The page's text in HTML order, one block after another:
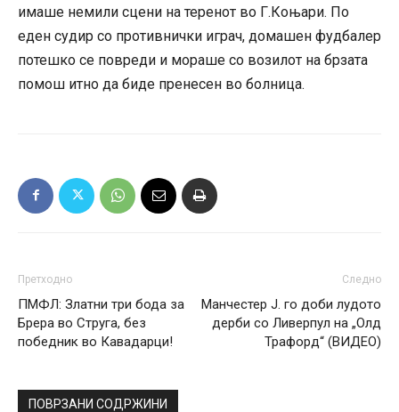
имаше немили сцени на теренот во Г.Коњари. По
еден судир со противнички играч, домашен фудбалер
потешко се повреди и мораше со возилот на брзата
помош итно да биде пренесен во болница.
Претходно
ПМФЛ: Златни три бода за
Брера во Струга, без
победник во Кавадарци!
Следно
Манчестер Ј. го доби лудото
дерби со Ливерпул на „Олд
Трафорд“ (ВИДЕО)
ПОВРЗАНИ СОДРЖИНИ